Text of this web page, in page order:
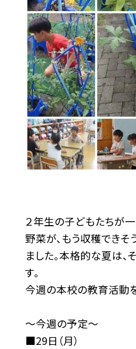
２年生の子どもたちが
野菜が、もう収穫できそ
ました。本格的な夏は、
す。
今週の本校の教育活動
～今週の予定～
■29日（月）